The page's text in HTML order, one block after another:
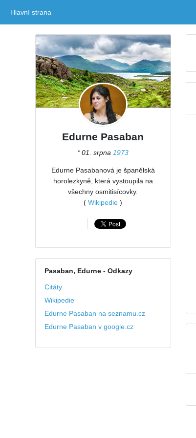
Hlavní strana
Edurne Pasaban
* 01. srpna 1973
Edurne Pasabanová je španělská
horolezkyně, která vystoupila na
všechny osmitisícovky.
(Wikipedie )
Pasaban, Edurne- Odkazy
Citáty
Wikipedie
Edurne Pasaban na seznamu.cz
Edurne Pasaban v google.cz